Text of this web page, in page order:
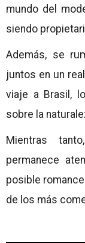
mundo del
siendo
Además, se
juntos en un
viaje a Brasil,
sobre la
Mientras
permanece
posible
de los más